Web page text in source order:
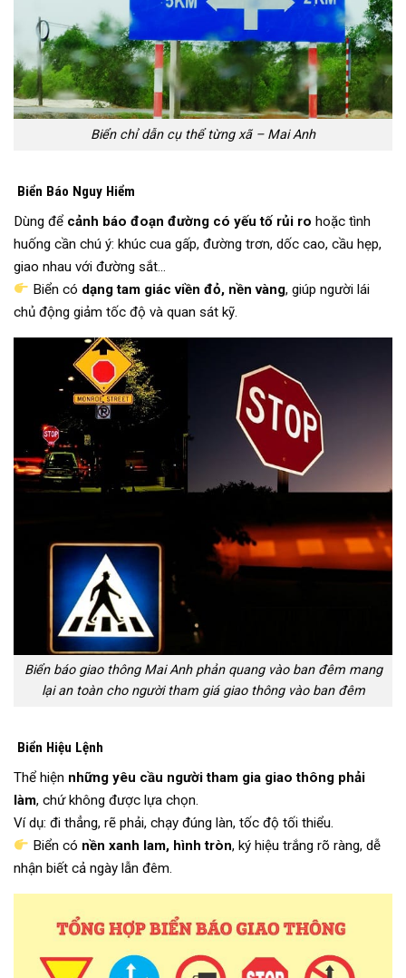
Biển chỉ dẫn cụ thể từng xã – Mai Anh
Biển Báo Nguy Hiểm
Dùng để cảnh báo đoạn đường có yếu tố rủi ro hoặc tình
huống cần chú ý: khúc cua gấp, đường trơn, dốc cao, cầu hẹp,
giao nhau với đường sắt…
Biển có dạng tam giác viền đỏ, nền vàng, giúp người lái
chủ động giảm tốc độ và quan sát kỹ.
Biển báo giao thông Mai Anh phản quang vào ban đêm mang
lại an toàn cho người tham giá giao thông vào ban đêm
Biển Hiệu Lệnh
Thể hiện những yêu cầu người tham gia giao thông phải
làm, chứ không được lựa chọn.
Ví dụ: đi thẳng, rẽ phải, chạy đúng làn, tốc độ tối thiểu.
Biển có nền xanh lam, hình tròn, ký hiệu trắng rõ ràng, dễ
nhận biết cả ngày lẫn đêm.